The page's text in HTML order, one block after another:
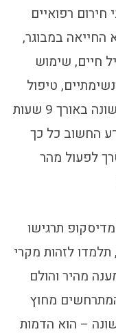
רפואיים
החייאה במבוגר,
חיים, שימוש
טיפול
בטראומה ועוד. קורס רענון עזרה ראשונה באורך 9 שעות
החשוב כל כך
לפעול מהר
תרגישו
לזהות מקרי
מהיר והולם
מחוץ
– הוא הדמות